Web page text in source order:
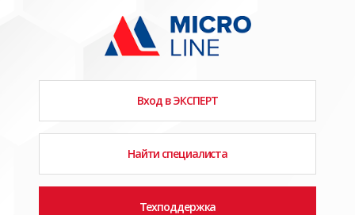
Вход в ЭКСПЕРТ
Найти специалиста
Техподдержка